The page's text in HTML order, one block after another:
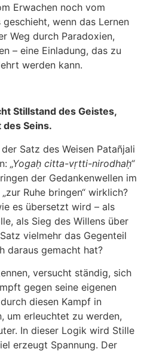
Erwachen noch vom
wenn das Lernen
Weg durch Paradoxien,
– eine Einladung, das zu
werden kann.
Stillstand des Geistes,
Seins.
Satz des Weisen Patañjali
„Yogaḥ citta-vṛtti-nirodhaḥ“
der Gedankenwellen im
Ruhe bringen“ wirklich?
es übersetzt wird – als
als Sieg des Willens über
vielmehr das Gegenteil
daraus gemacht hat?
versucht ständig, sich
gegen seine eigenen
diesen Kampf in
um erleuchtet zu werden,
In dieser Logik wird Stille
erzeugt Spannung. Der